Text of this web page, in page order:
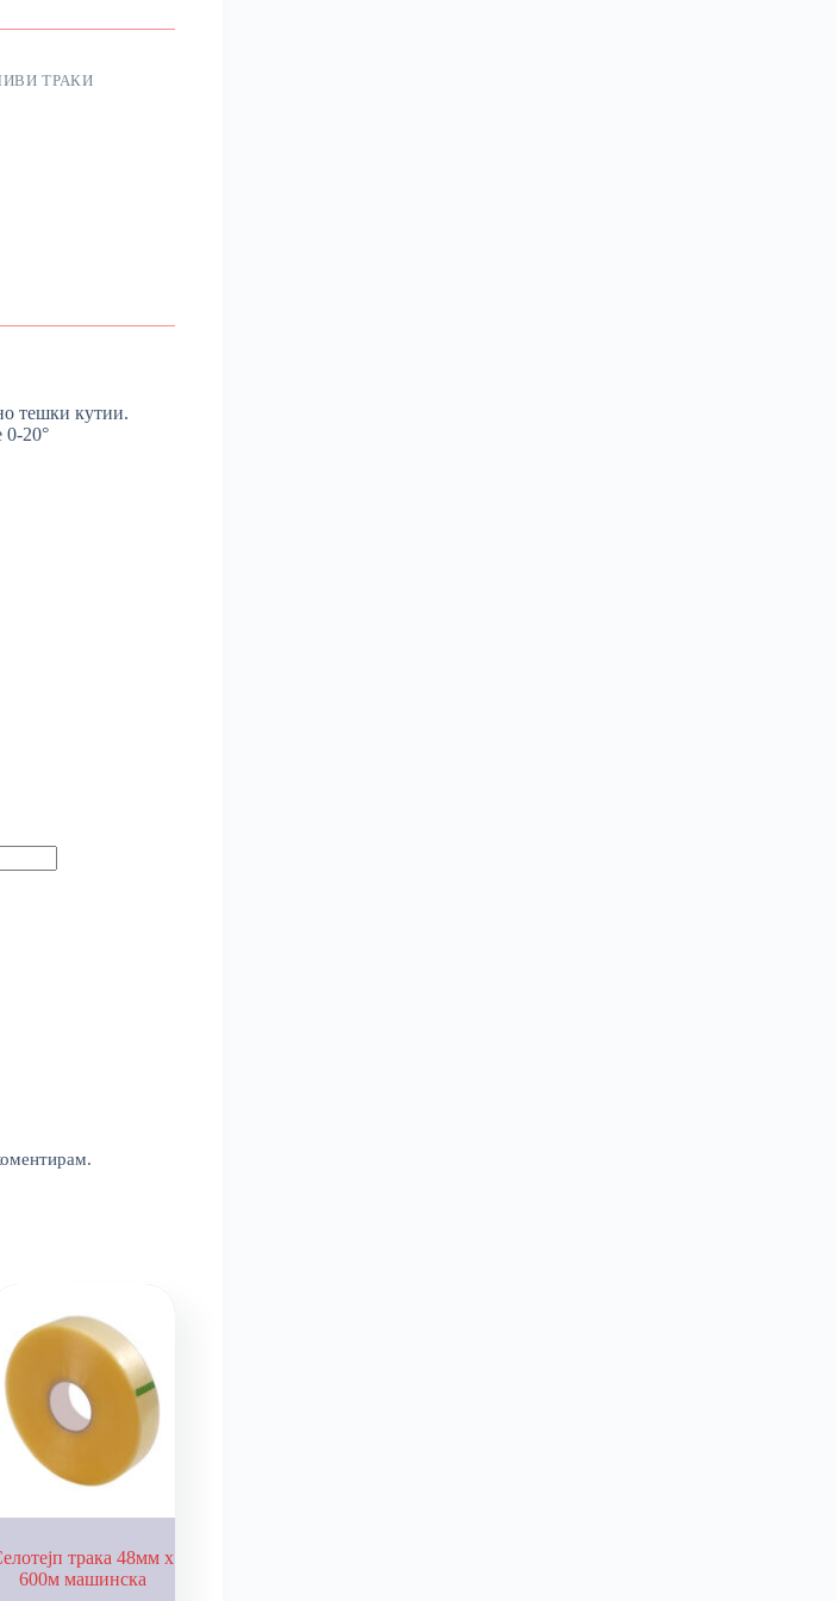
ТРАКИ
тешки кутии.
0-20°
трака 48мм х
600м машинска